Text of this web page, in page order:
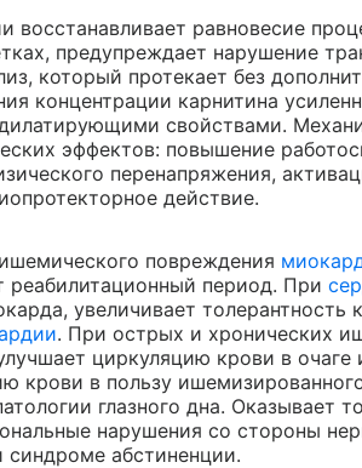
восстанавливает равновесие
предупреждает нарушение
который протекает без
концентрации карнитина
свойствами.
эффектов: повышение
перенапряжения,
действие.
повреждения
реабилитационный период. При
увеличивает толерантность
. При острых и хронических
циркуляцию крови в очаге
крови в пользу
глазного дна. Оказывает
нарушения со стороны
синдроме абстиненции.